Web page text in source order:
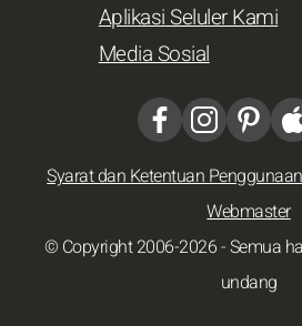
Aplikasi Seluler Kami
Media Sosial
Syarat dan Ketentuan Penggunaan
Webmaster
© Copyright 2006-2026 - Semua
undang